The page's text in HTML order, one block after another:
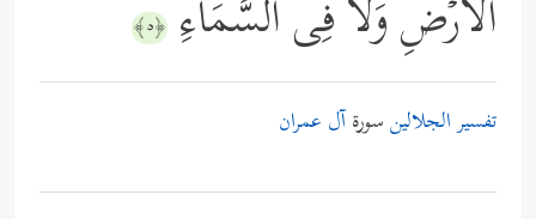
ٱلۡأَرۡضِ وَلَا فِی ٱلسَّمَاۤءِ ﴿٥﴾
تفسير الجلالينسورةآل عمران